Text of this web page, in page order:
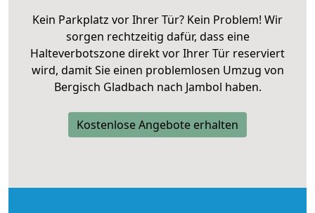
Kein Parkplatz vor Ihrer Tür? Kein Problem! Wir
sorgen rechtzeitig dafür, dass eine
Halteverbotszone direkt vor Ihrer Tür reserviert
wird, damit Sie einen problemlosen Umzug von
Bergisch Gladbach nach Jambol haben.
Kostenlose Angebote erhalten